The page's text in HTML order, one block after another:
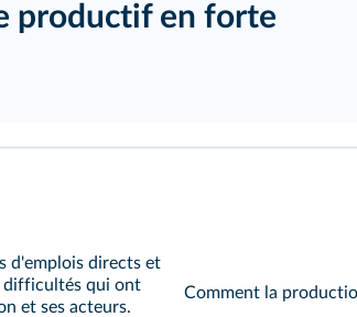
productif en forte
d'emplois directs et
difficultés qui ont
et ses acteurs.
Comment la